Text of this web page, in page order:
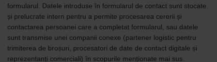
formularul. Datele introduse în formularul de contact sunt stocate
și prelucrate intern pentru a permite procesarea cererii și
contactarea persoanei care a completat formularul, sau datele
sunt transmise unei companii conexe (partener logistic pentru
trimiterea de broșuri, procesatori de date de contact digitale și
reprezentanți comerciali) în scopurile menționate mai sus.